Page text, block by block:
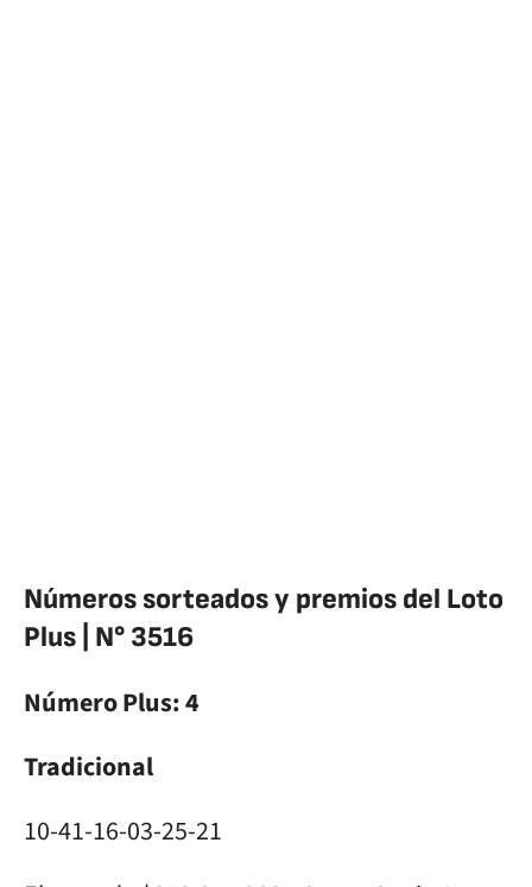
Números sorteados y premios del Loto
Plus | N° 3516
Número Plus: 4
Tradicional
10-41-16-03-25-21